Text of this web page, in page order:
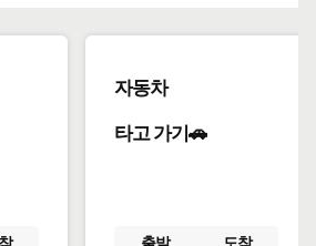
자동차
타고 가기🚗